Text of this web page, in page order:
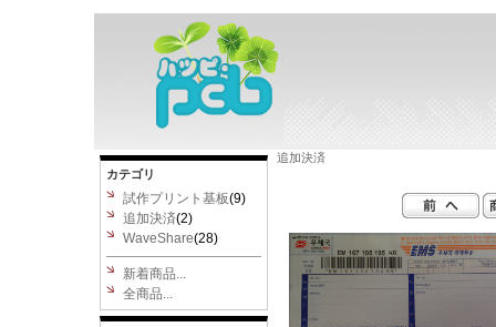
カテゴリ
試作プリント基板(9)
追加決済(2)
WaveShare(28)
新着商品...
全商品...
追加決済